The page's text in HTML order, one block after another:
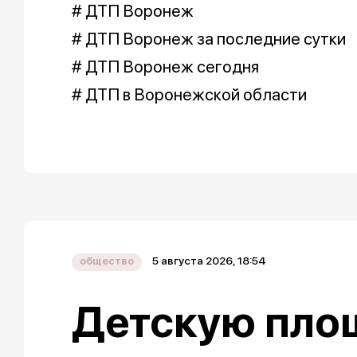
# ДТП Воронеж
# ДТП Воронеж за последние сутки
# ДТП Воронеж сегодня
# ДТП в Воронежской области
общество 5 августа 2026, 18:54
Детскую